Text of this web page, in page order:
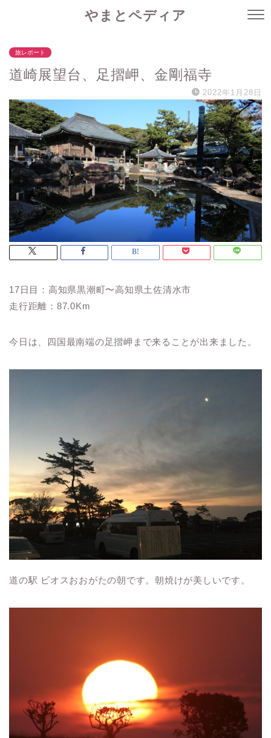
やまとペディア
旅レポート
道崎展望台、足摺岬、金剛福寺
2022年1月28日
17日目：高知県黒潮町〜高知県土佐清水市
走行距離：87.0Km
今日は、四国最南端の足摺岬まで来ることが出来ました。
道の駅 ビオスおおがたの朝です。朝焼けが美しいです。